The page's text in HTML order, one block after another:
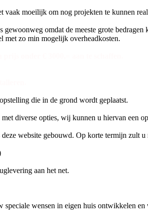
moeilijk om nog projekten te kunnen
omdat de meeste grote
met zo min mogelijk overheadkosten.
die in de grond wordt geplaatst.
diverse opties, wij kunnen u hiervan een
website gebouwd. Op korte termijn zult u
aan het net.
wensen in eigen huis ontwikkelen en